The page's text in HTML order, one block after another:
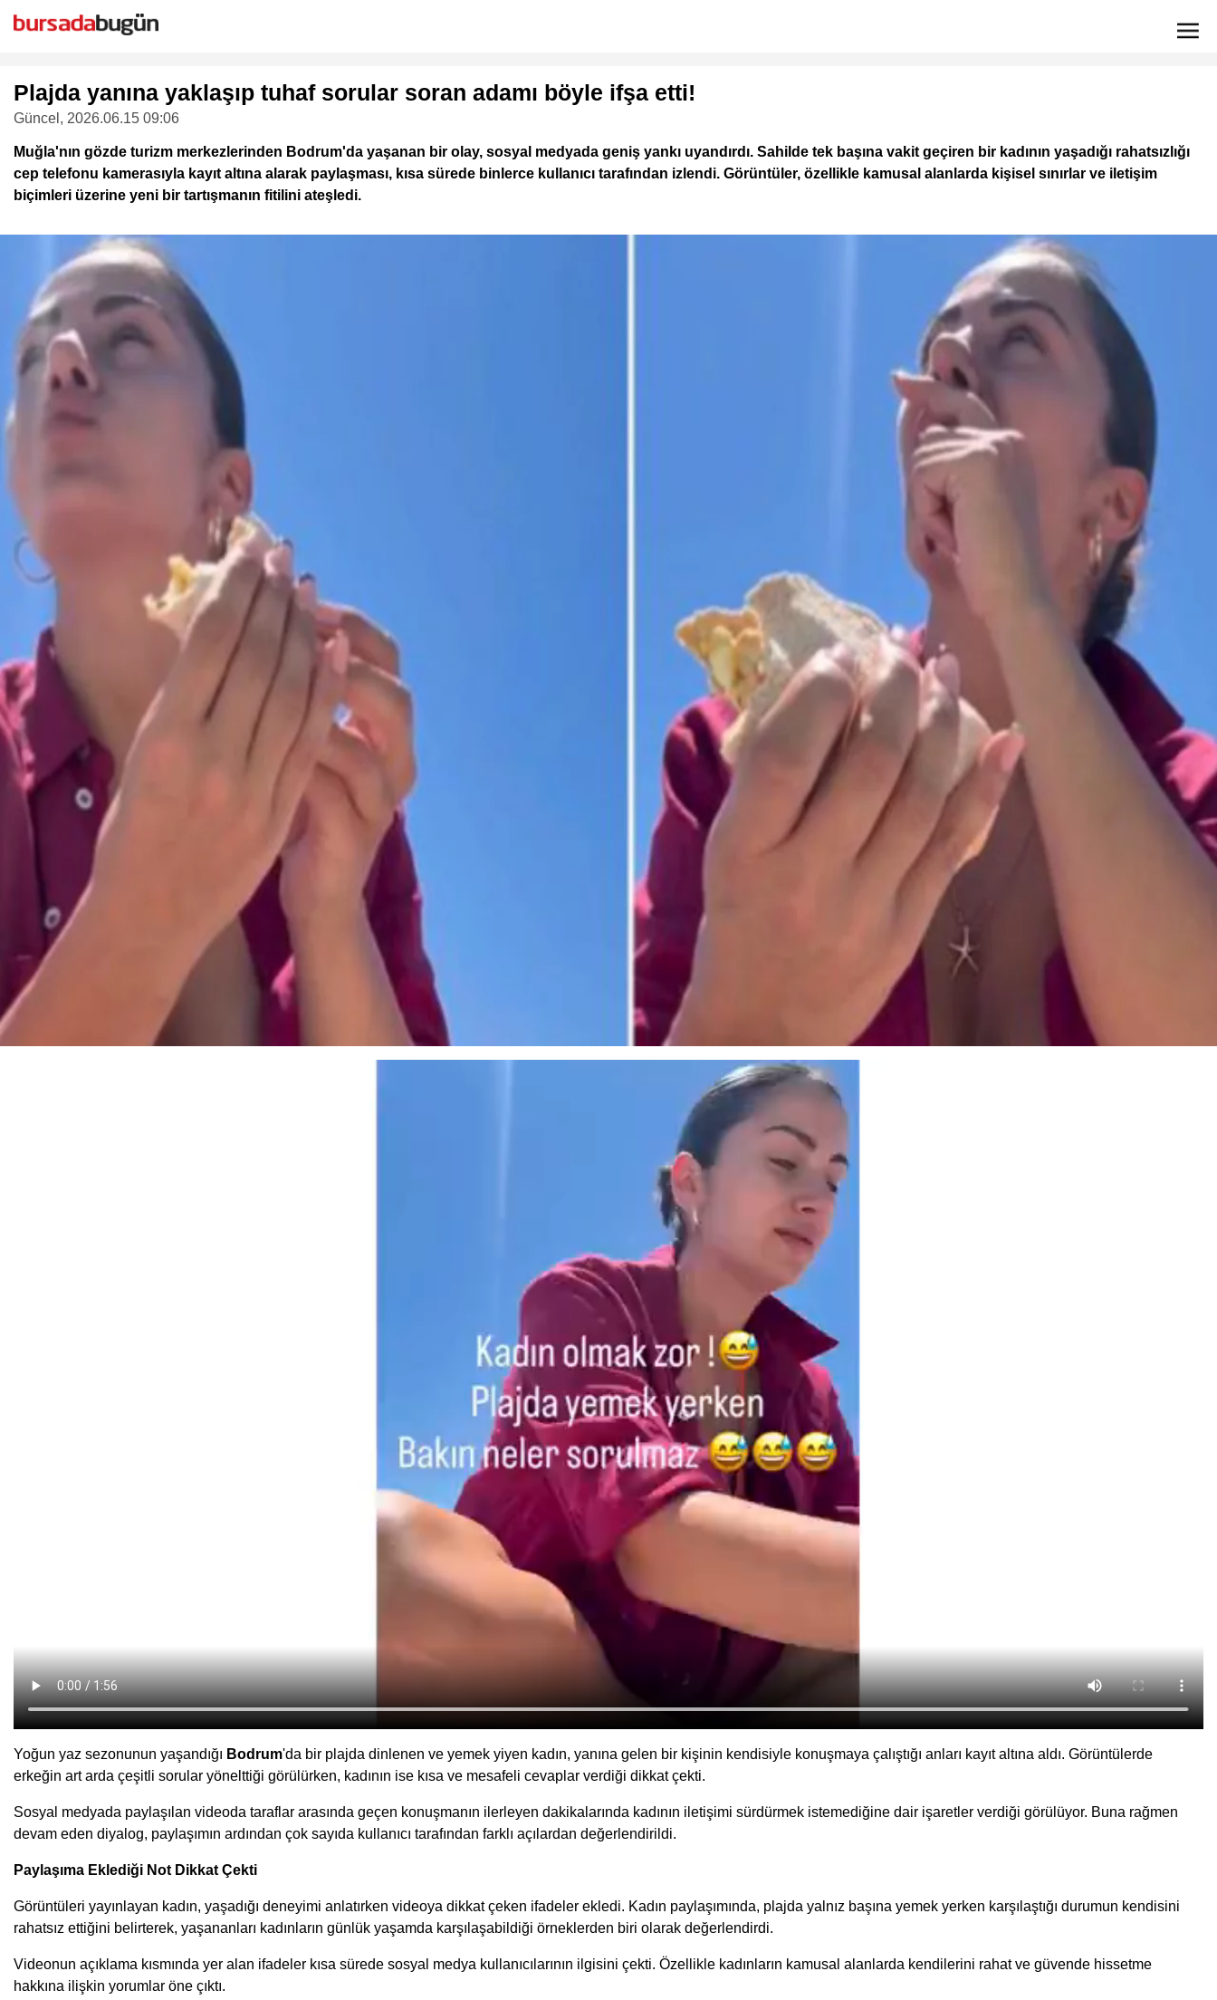
Plajda yanına yaklaşıp tuhaf sorular soran adamı böyle ifşa etti!
Güncel , 2026.06.15 09:06
Muğla'nın gözde turizm merkezlerinden Bodrum'da yaşanan bir olay, sosyal medyada geniş yankı uyandırdı. Sahilde tek başına vakit geçiren bir kadının yaşadığı rahatsızlığı
cep telefonu kamerasıyla kayıt altına alarak paylaşması, kısa sürede binlerce kullanıcı tarafından izlendi. Görüntüler, özellikle kamusal alanlarda kişisel sınırlar ve iletişim
biçimleri üzerine yeni bir tartışmanın fitilini ateşledi.
Yoğun yaz sezonunun yaşandığı Bodrum'da bir plajda dinlenen ve yemek yiyen kadın, yanına gelen bir kişinin kendisiyle konuşmaya çalıştığı anları kayıt altına aldı. Görüntülerde
erkeğin art arda çeşitli sorular yönelttiği görülürken, kadının ise kısa ve mesafeli cevaplar verdiği dikkat çekti.
Sosyal medyada paylaşılan videoda taraflar arasında geçen konuşmanın ilerleyen dakikalarında kadının iletişimi sürdürmek istemediğine dair işaretler verdiği görülüyor. Buna rağmen
devam eden diyalog, paylaşımın ardından çok sayıda kullanıcı tarafından farklı açılardan değerlendirildi.
Paylaşıma Eklediği Not Dikkat Çekti
Görüntüleri yayınlayan kadın, yaşadığı deneyimi anlatırken videoya dikkat çeken ifadeler ekledi. Kadın paylaşımında, plajda yalnız başına yemek yerken karşılaştığı durumun kendisini
rahatsız ettiğini belirterek, yaşananları kadınların günlük yaşamda karşılaşabildiği örneklerden biri olarak değerlendirdi.
Videonun açıklama kısmında yer alan ifadeler kısa sürede sosyal medya kullanıcılarının ilgisini çekti. Özellikle kadınların kamusal alanlarda kendilerini rahat ve güvende hissetme
hakkına ilişkin yorumlar öne çıktı.